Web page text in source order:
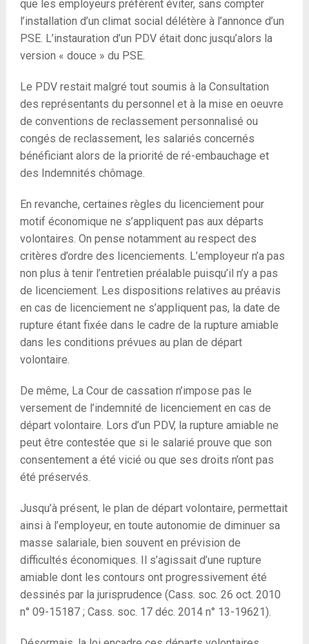
que les employeurs préfèrent éviter, sans compter
l’installation d’un climat social délétère à l’annonce d’un
PSE. L’instauration d’un PDV était donc jusqu’alors la
version « douce » du PSE.
Le PDV restait malgré tout soumis à la Consultation
des représentants du personnel et à la mise en oeuvre
de conventions de reclassement personnalisé ou
congés de reclassement, les salariés concernés
bénéficiant alors de la priorité de ré-embauchage et
des Indemnités chômage.
En revanche, certaines règles du licenciement pour
motif économique ne s’appliquent pas aux départs
volontaires. On pense notamment au respect des
critères d’ordre des licenciements. L’employeur n’a pas
non plus à tenir l’entretien préalable puisqu’il n’y a pas
de licenciement. Les dispositions relatives au préavis
en cas de licenciement ne s’appliquent pas, la date de
rupture étant fixée dans le cadre de la rupture amiable
dans les conditions prévues au plan de départ
volontaire.
De même, La Cour de cassation n’impose pas le
versement de l’indemnité de licenciement en cas de
départ volontaire. Lors d’un PDV, la rupture amiable ne
peut être contestée que si le salarié prouve que son
consentement a été vicié ou que ses droits n’ont pas
été préservés.
Jusqu’à présent, le plan de départ volontaire, permettait
ainsi à l’employeur, en toute autonomie de diminuer sa
masse salariale, bien souvent en prévision de
difficultés économiques. Il s’agissait d’une rupture
amiable dont les contours ont progressivement été
dessinés par la jurisprudence (Cass. soc. 26 oct. 2010
n° 09-15187 ; Cass. soc. 17 déc. 2014 n° 13-19621).